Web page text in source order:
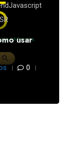
Javascript
usar
0